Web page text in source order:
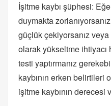
İşitme kaybı şüphesi:
duymakta
güçlük çekiyorsanız
olarak yükseltme ihtiyacı
testi yaptırmanız
kaybının erken
işitme kaybının